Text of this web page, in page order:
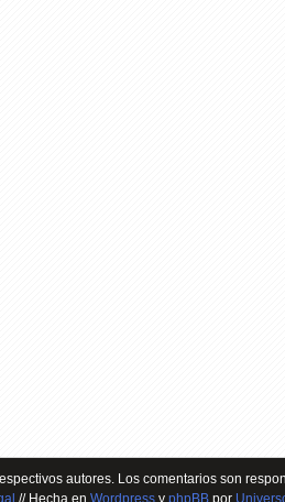
autores. Los comentarios son
// Hecha en Wordpress y phpBB por